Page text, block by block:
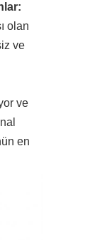
olan
ve
ve
en